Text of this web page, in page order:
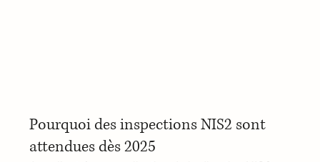
Pourquoi des inspections NIS2 sont
attendues dès 2025